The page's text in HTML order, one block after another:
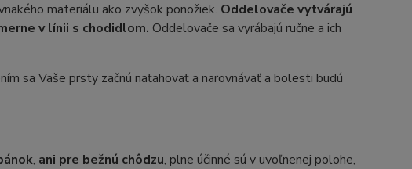
materiálu ako zvyšok ponožiek. Oddelovače vytvárajú
v línii s chodidlom. Oddelovače sa vyrábajú ručne a ich
sa Vaše prsty začnú naťahovať a narovnávať a bolesti budú
, ani pre bežnú chôdzu, plne účinné sú v uvoľnenej polohe,